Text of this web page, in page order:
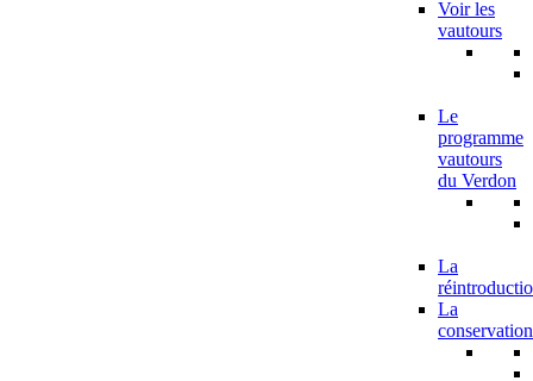
Voir les
vautours
Le
programme
vautours
du Verdon
La
La
conservation